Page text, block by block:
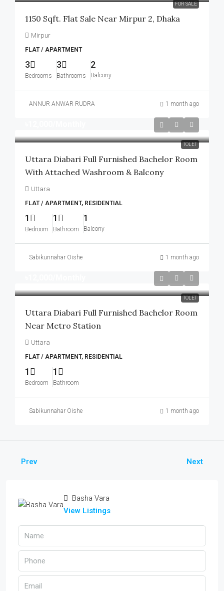
FOR SALE
1150 Sqft. Flat Sale Near Mirpur 2, Dhaka
Mirpur
FLAT / APARTMENT
3
Bedrooms
3
Bathrooms
2
Balcony
ANNUR ANWAR RUDRA 1 month ago
TOLET
Uttara Diabari Full Furnished Bachelor Room
With Attached Washroom & Balcony
Uttara
FLAT / APARTMENT, RESIDENTIAL
1
Bedroom
1
Bathroom
1
Balcony
Sabikunnahar Oishe 1 month ago
TOLET
Uttara Diabari Full Furnished Bachelor Room
Near Metro Station
Uttara
FLAT / APARTMENT, RESIDENTIAL
1
Bedroom
1
Bathroom
Sabikunnahar Oishe 1 month ago
Prev Next
Basha Vara
View Listings